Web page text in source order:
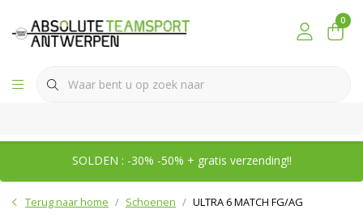
0
SOLDEN : -30% -50% + gratis verzending!!
Terug naar home Schoenen ULTRA 6 MATCH FG/AG